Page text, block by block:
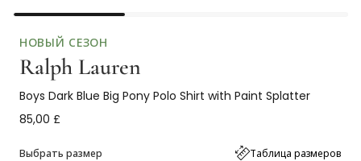
НОВЫЙ СЕЗОН
Ralph Lauren
Boys Dark Blue Big Pony Polo Shirt with Paint Splatter
85,00 £
Выбрать размер Таблица размеров